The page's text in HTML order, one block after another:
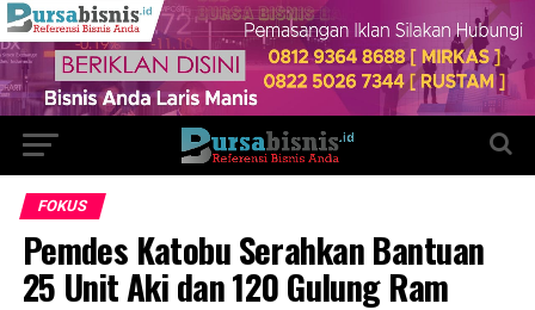
FOKUS
Pemdes Katobu Serahkan Bantuan
25 Unit Aki dan 120 Gulung Ram